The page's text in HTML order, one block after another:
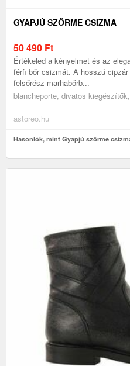
GYAPJÚ SZŐRME CSIZMA
50 490 Ft
Értékeled a kényelmet és az
férfi bőr csizmát. A hosszú
felsőrész marhabőrb...
blancheporte, divatos
astoreo.hu
Hasonlók, mint Gyapjú szőrme